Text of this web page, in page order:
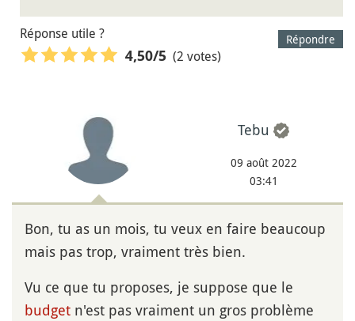
Répondre
Réponse utile ?
4,50/5 (2 votes)
Tebu
09 août 2022
03:41
Bon, tu as un mois, tu veux en faire beaucoup
mais pas trop, vraiment très bien.
Vu ce que tu proposes, je suppose que le
budget n'est pas vraiment un gros problème